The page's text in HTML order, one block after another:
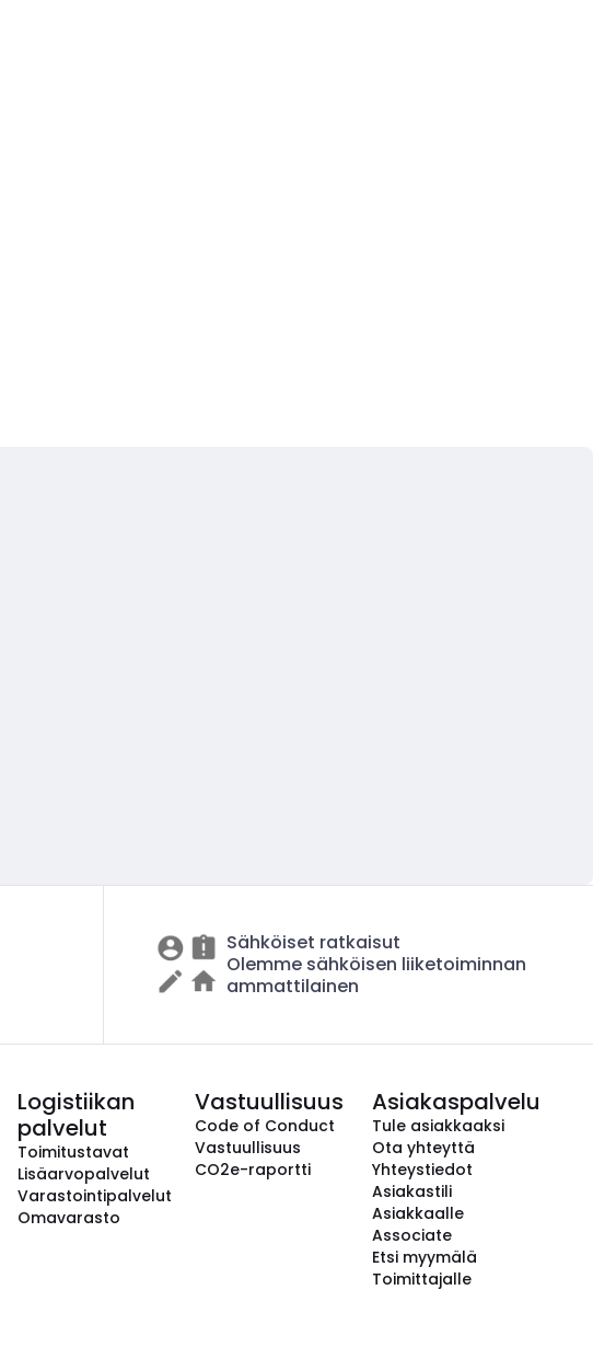
Sähköiset ratkaisut
Olemme sähköisen liiketoiminnan
ammattilainen
Logistiikan
palvelut
Toimitustavat
Lisäarvopalvelut
Varastointipalvelut
Omavarasto
Vastuullisuus
Code of Conduct
Vastuullisuus
CO2e-raportti
Asiakaspalvelu
Tule asiakkaaksi
Ota yhteyttä
Yhteystiedot
Asiakastili
Asiakkaalle
Associate
Etsi myymälä
Toimittajalle